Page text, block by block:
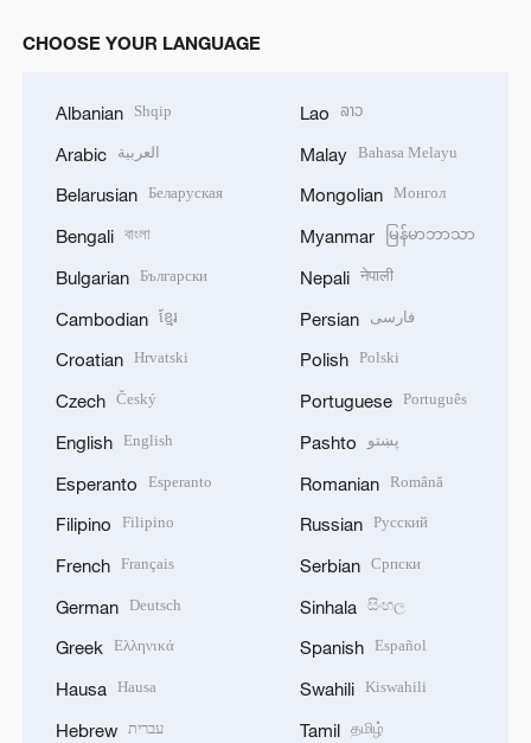
CHOOSE YOUR LANGUAGE
Albanian Shqip
Arabic العربية
Belarusian Беларуская
Bengali বাংলা
Bulgarian Български
Cambodian ខ្មែរ
Croatian Hrvatski
Czech Český
English English
Esperanto Esperanto
Filipino Filipino
French Français
German Deutsch
Greek Ελληνικά
Hausa Hausa
Hebrew עברית
Lao ລາວ
Malay Bahasa Melayu
Mongolian Монгол
Myanmar မြန်မာဘာသာ
Nepali नेपाली
Persian فارسی
Polish Polski
Portuguese Português
Pashto پښتو
Romanian Română
Russian Русский
Serbian Српски
Sinhala සිංහල
Spanish Español
Swahili Kiswahili
Tamil தமிழ்